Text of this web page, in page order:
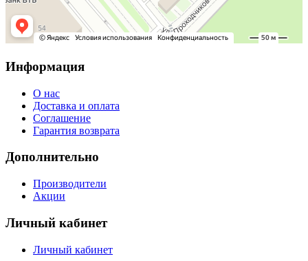
Информация
О нас
Доставка и оплата
Соглашение
Гарантия возврата
Дополнительно
Производители
Акции
Личный кабинет
Личный кабинет